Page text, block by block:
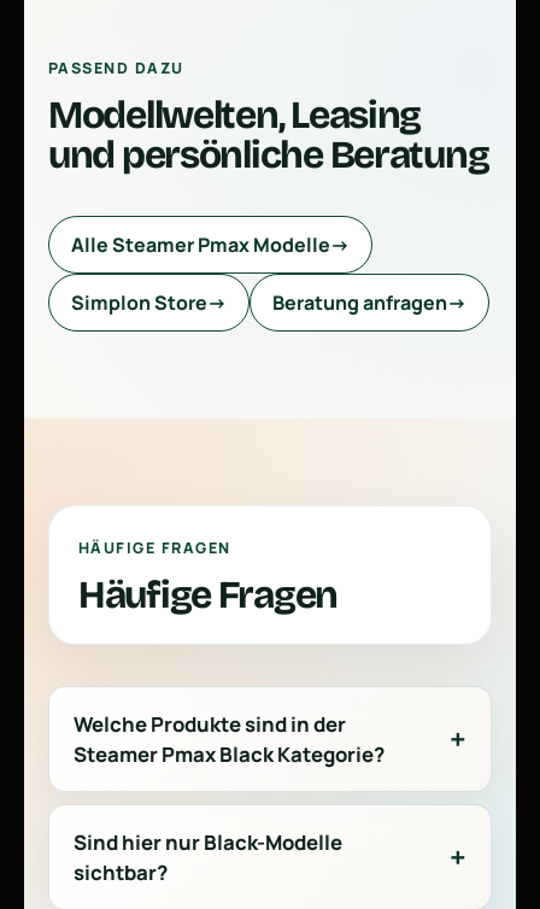
PASSEND DAZU
Modellwelten, Leasing
und persönliche Beratung
Alle Steamer Pmax Modelle→
Simplon Store→ Beratung anfragen→
HÄUFIGE FRAGEN
Häufige Fragen
Welche Produkte sind in der
Steamer Pmax Black Kategorie?
Sind hier nur Black-Modelle
sichtbar?